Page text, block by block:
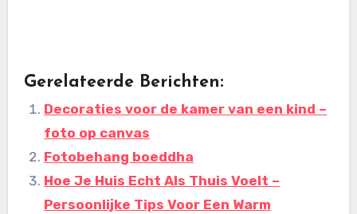
Gerelateerde Berichten:
Decoraties voor de kamer van een kind –
foto op canvas
Fotobehang boeddha
Hoe Je Huis Echt Als Thuis Voelt –
Persoonlijke Tips Voor Een Warm